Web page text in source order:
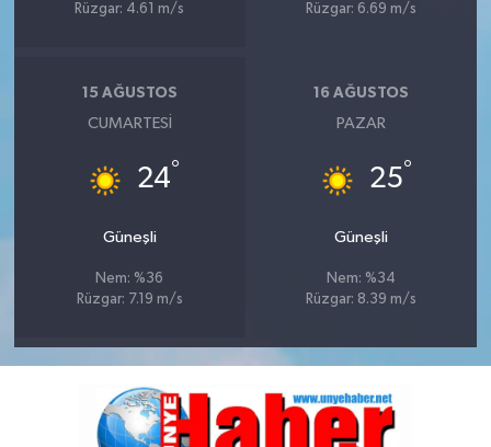
Rüzgar: 4.61 m/s
Rüzgar: 6.69 m/s
15 AĞUSTOS
CUMARTESI
24°
Güneşli
Nem: %36
Rüzgar: 7.19 m/s
16 AĞUSTOS
PAZAR
25°
Güneşli
Nem: %34
Rüzgar: 8.39 m/s